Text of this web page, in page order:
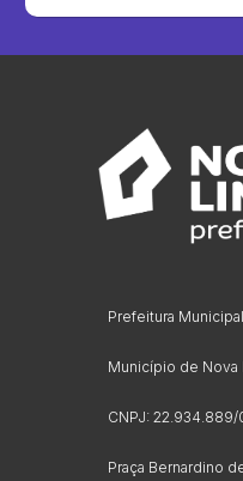
Prefeitura
Município de Nova
CNPJ: 22.934.889/
Praça Bernardino